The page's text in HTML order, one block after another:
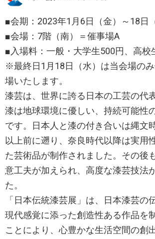
■会期：2023年1月6日（金）～18日
■会場：7階（南）＝催事場A
■入場料：一般・大学生500円、高校
※最終日1月18日（水）は当会場の
場いたします。
漆芸は、世界に誇る日本の工芸の代
漆は地球環境に優しい、持続可能性
です。日本人と漆の付き合いは縄文
以上前に遡り、奈良時代以降は実用
た芸術品が制作されました。その後
意工夫が加えられ、高度な漆芸技法
た。
「日本伝統漆芸展」は、日本漆芸の
現代感覚に添った創造性ある作品を
ことにより、心豊かな生活空間の創